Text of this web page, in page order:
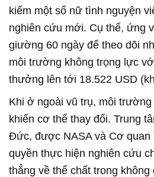
kiếm một số nữ tình nguyện
nghiên cứu mới. Cụ thể, ứng
giường 60 ngày để theo dõi
môi trường không trọng lực
thưởng lên tới 18.522 USD
Khi ở ngoài vũ trụ, môi
khiến cơ thể thay đổi. Trung
Đức, được NASA và Cơ quan
quyền thực hiện nghiên cứu
thẳng về thể chất trong